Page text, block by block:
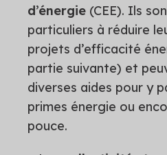
d’énergie (CEE). Ils
particuliers à réduire
projets d’efficacité
partie suivante) et
diverses aides pour y
primes énergie ou
pouce.